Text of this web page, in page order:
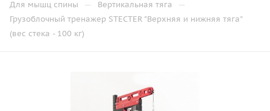
Для мышц спины — Вертикальная тяга —
Грузоблочный тренажер STECTER "Верхняя и нижняя тяга"
(вес стека - 100 кг)